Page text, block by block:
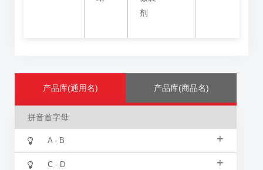
剂
产品库(通用名) 产品库(商品名)
拼音首字母
A - B +
C - D +